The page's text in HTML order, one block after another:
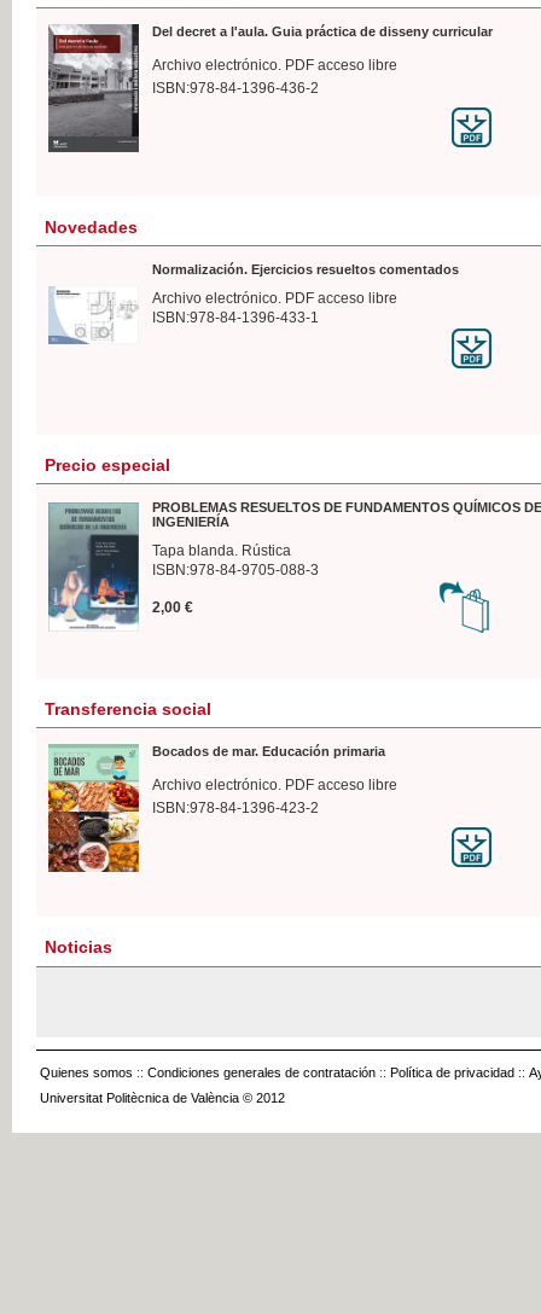
Del decret a l'aula. Guia práctica de disseny curricular
Archivo electrónico. PDF acceso libre
ISBN:978-84-1396-436-2
Novedades
Normalización. Ejercicios resueltos comentados
Archivo electrónico. PDF acceso libre
ISBN:978-84-1396-433-1
Precio especial
PROBLEMAS RESUELTOS DE FUNDAMENTOS QUÍMICOS
INGENIERÍA
Tapa blanda. Rústica
ISBN:978-84-9705-088-3
2,00 €
Transferencia social
Bocados de mar. Educación primaria
Archivo electrónico. PDF acceso libre
ISBN:978-84-1396-423-2
Noticias
Quienes somos :: Condiciones generales de contratación :: Política de privacidad ::
Universitat Politècnica de València © 2012